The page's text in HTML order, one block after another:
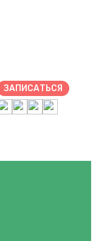
ЗАПИСАТЬСЯ